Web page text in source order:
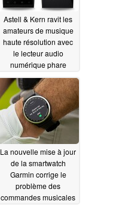
Astell & Kern ravit les
amateurs de musique
haute résolution avec
le lecteur audio
numérique phare
A&ultima SP4000T à
quatre tubes06/01/2026
La nouvelle mise à jour
de la smartwatch
Garmin corrige le
problème des
commandes musicales